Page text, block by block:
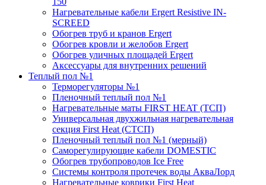
Нагревательные кабели Ergert Resistive IN-
SCREED
Обогрев труб и кранов Ergert
Обогрев кровли и желобов Ergert
Обогрев уличных площадей Ergert
Аксессуары для внутренних решений
Теплый пол №1
Терморегуляторы №1
Пленочный теплый пол №1
Нагревательные маты FIRST HEAT (ТСП)
Универсальная двухжильная нагревательная
секция First Heat (СТСП)
Пленочный теплый пол №1 (мерный)
Саморегулирующие кабели DOMESTIC
Обогрев трубопроводов Ice Free
Системы контроля протечек воды АкваЛорд
Нагревательные коврики First Heat